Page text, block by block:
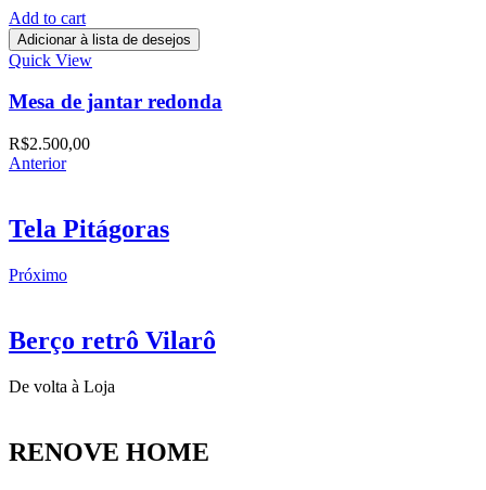
Add to cart
Adicionar à lista de desejos
Quick View
Mesa de jantar redonda
R$2.500,00
Anterior
Tela Pitágoras
Próximo
Berço retrô Vilarô
De volta à Loja
RENOVE HOME